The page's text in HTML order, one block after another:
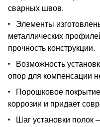
сварных швов.
Элементы
металлических
прочность конструкции.
Возможность
опор для компенсации
Порошковое
коррозии и придает
Шаг установки полок